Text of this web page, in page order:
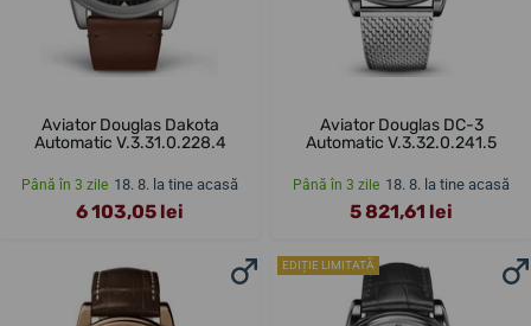
Aviator Douglas Dakota
Automatic V.3.31.0.228.4
Până în 3 zile 18. 8. la tine acasă
6 103,05 lei
Aviator Douglas DC-3
Automatic V.3.32.0.241.5
Până în 3 zile 18. 8. la tine acasă
5 821,61 lei
EDIȚIE LIMITATĂ